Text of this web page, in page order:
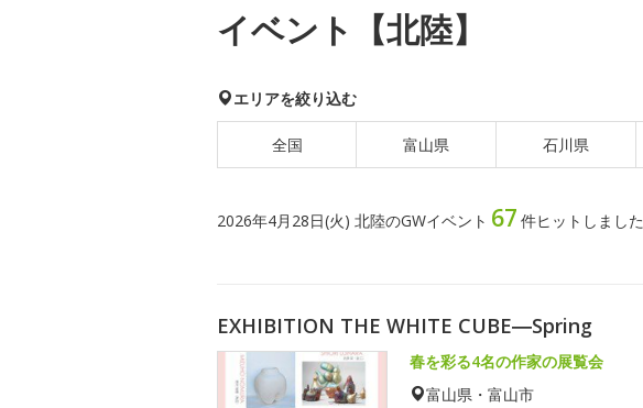
イベント【北陸】
エリアを絞り込む
全国 富山県 石川県
2026年4月28日(火) 北陸のGWイベント 67 件ヒットしました
EXHIBITION THE WHITE CUBE―Spring
春を彩る4名の作家の展覧会
富山県・富山市